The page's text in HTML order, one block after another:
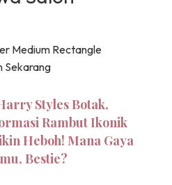
Medium Rectangle
Sekarang
Styles Botak,
Rambut Ikonik
Heboh! Mana Gaya
Bestie?